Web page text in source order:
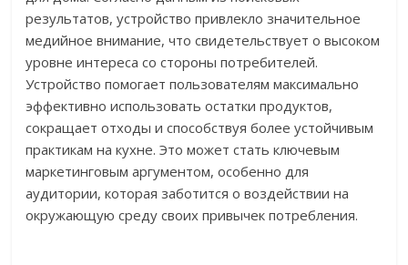
результатов, устройство привлекло значительное
медийное внимание, что свидетельствует о высоком
уровне интереса со стороны потребителей.
Устройство помогает пользователям максимально
эффективно использовать остатки продуктов,
сокращает отходы и способствуя более устойчивым
практикам на кухне. Это может стать ключевым
маркетинговым аргументом, особенно для
аудитории, которая заботится о воздействии на
окружающую среду своих привычек потребления.